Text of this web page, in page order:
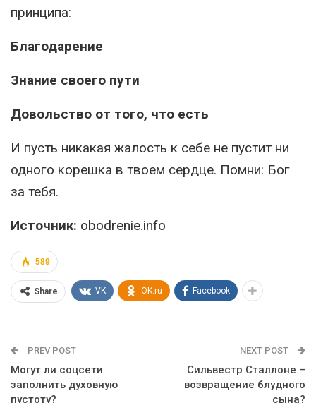
принципа:
Благодарение
Знание своего пути
Довольство от того, что есть
И пусть никакая жалость к себе не пустит ни
одного корешка в твоем сердце. Помни: Бог
за тебя.
Источник: obodrenie.info
589
Share VK OK.ru Facebook
PREV POST
Могут ли соцсети
заполнить духовную
пустоту?
NEXT POST
Сильвестр Сталлоне –
возвращение блудного
сына?